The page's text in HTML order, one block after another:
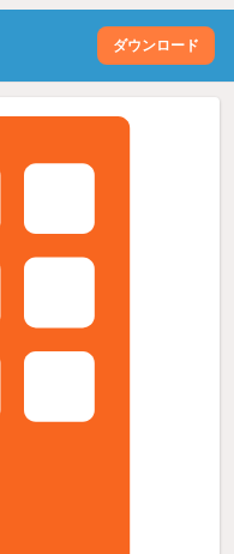
ダウンロード